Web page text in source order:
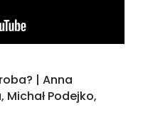
| Anna
Podejko,